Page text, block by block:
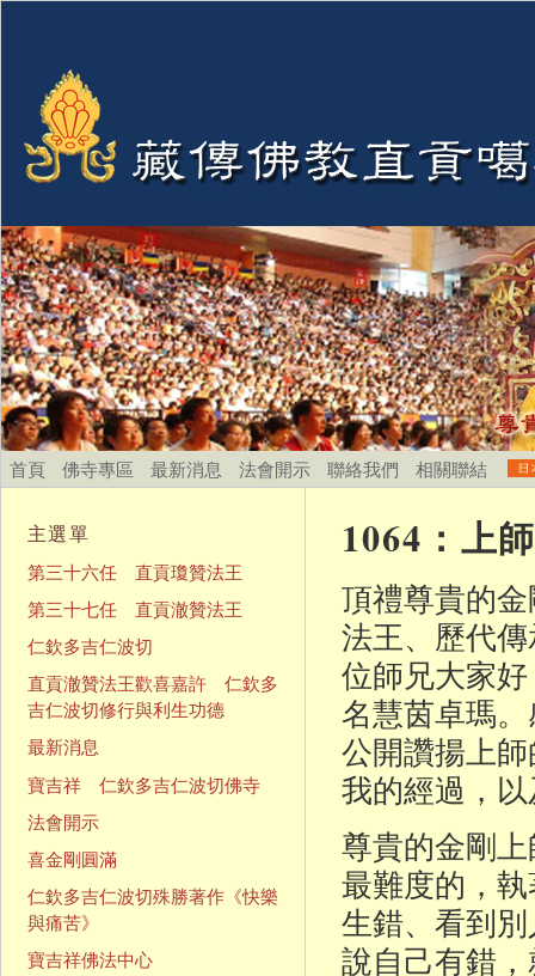
首頁 佛寺專區 最新消息 法會開示 聯絡我們 相關聯結
1064：上
頂禮尊貴的
法王、歷代
位師兄大家
名慧茵卓瑪
公開讚揚上
我的經過，
尊貴的金剛
最難度的，
生錯、看到
說自己有錯
主選單
第三十六任 直貢瓊贊法王
第三十七任 直貢澈贊法王
仁欽多吉仁波切
直貢澈贊法王歡喜嘉許 仁欽多
吉仁波切修行與利生功德
最新消息
寶吉祥 仁欽多吉仁波切佛寺
法會開示
喜金剛圓滿
仁欽多吉仁波切殊勝著作《快樂
與痛苦》
寶吉祥佛法中心